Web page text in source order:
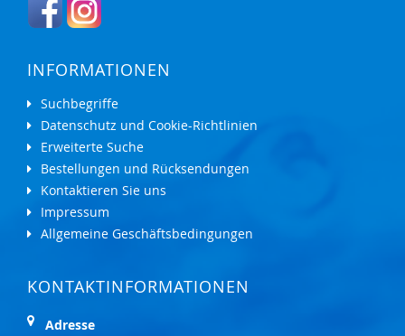
INFORMATIONEN
Suchbegriffe
Datenschutz und Cookie-Richtlinien
Erweiterte Suche
Bestellungen und Rücksendungen
Kontaktieren Sie uns
Impressum
Allgemeine Geschäftsbedingungen
KONTAKTINFORMATIONEN
Adresse